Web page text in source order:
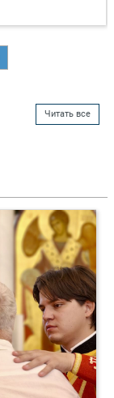
Читать все